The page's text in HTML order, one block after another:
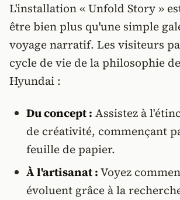
L'installation « Unfold Story »
être bien plus qu'une simple
voyage narratif. Les visiteurs
cycle de vie de la philosophie
Hyundai :
Du concept : Assistez à
de créativité, commençant
feuille de papier.
À l'artisanat :Voyez
évoluent grâce à la